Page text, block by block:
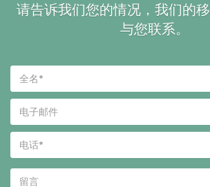
请告诉我们您的情况，我们的
与您联系。